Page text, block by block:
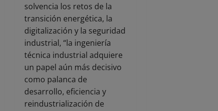
solvencia los retos de la
transición energética, la
digitalización y la seguridad
industrial, “la ingeniería
técnica industrial adquiere
un papel aún más decisivo
como palanca de
desarrollo, eficiencia y
reindustrialización de